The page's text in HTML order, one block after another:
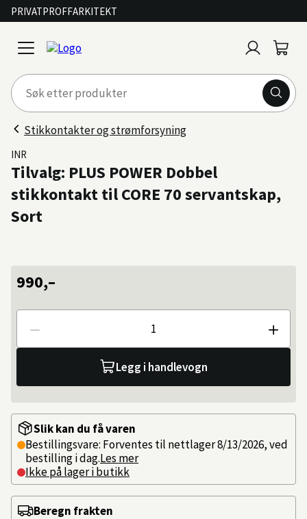
PRIVATPROFFARKITEKT
open
menu
inn
Stikkontakter og strømforsyning
INR
Tilvalg: PLUS POWER Dobbel
stikkontakt til CORE 70 servantskap,
Sort
990,–
Antall
Legg i handlevogn
Slik kan du få varen
Bestillingsvare: Forventes til nettlager 8/13/2026, ved
bestilling i dag.Les mer
Ikke på lager i butikk
Beregn frakten